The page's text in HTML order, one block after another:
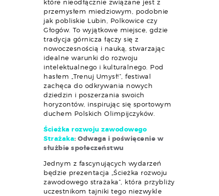
WYDARZEŃ
które nieodłącznie związane jest z
przemysłem miedziowym, podobnie
jak pobliskie Lubin, Polkowice czy
Głogów. To wyjątkowe miejsce, gdzie
tradycja górnicza łączy się z
nowoczesnością i nauką, stwarzając
idealne warunki do rozwoju
intelektualnego i kulturalnego. Pod
hasłem „Trenuj Umysł!”, festiwal
zachęca do odkrywania nowych
dziedzin i poszerzania swoich
horyzontów, inspirując się sportowym
duchem Polskich Olimpijczyków.
Ścieżka rozwoju zawodowego
Strażaka: Odwaga i poświęcenie w
służbie społeczeństwu
Jednym z fascynujących wydarzeń
będzie prezentacja „Ścieżka rozwoju
zawodowego strażaka”, która przybliży
uczestnikom tajniki tego niezwykle